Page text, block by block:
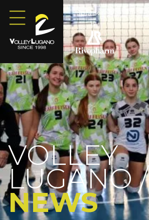
Sponsored
by
VOLLEY
LUGANO /
NEWS